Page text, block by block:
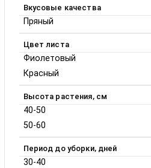
Вкусовые качества
Пряный
Цвет листа
Фиолетовый
Красный
Высота растения, см
40-50
50-60
Период до уборки, дней
30-40